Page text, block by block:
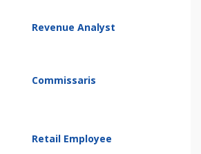
Revenue Analyst
Commissaris
Retail Employee